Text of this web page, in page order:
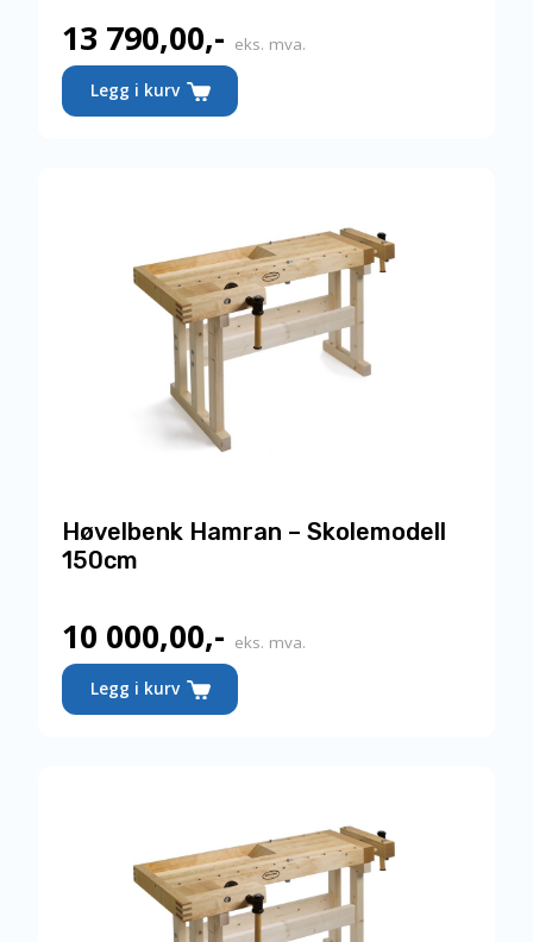
13 790,00,- eks. mva.
Legg i kurv
Høvelbenk Hamran – Skolemodell
150cm
10 000,00,- eks. mva.
Legg i kurv